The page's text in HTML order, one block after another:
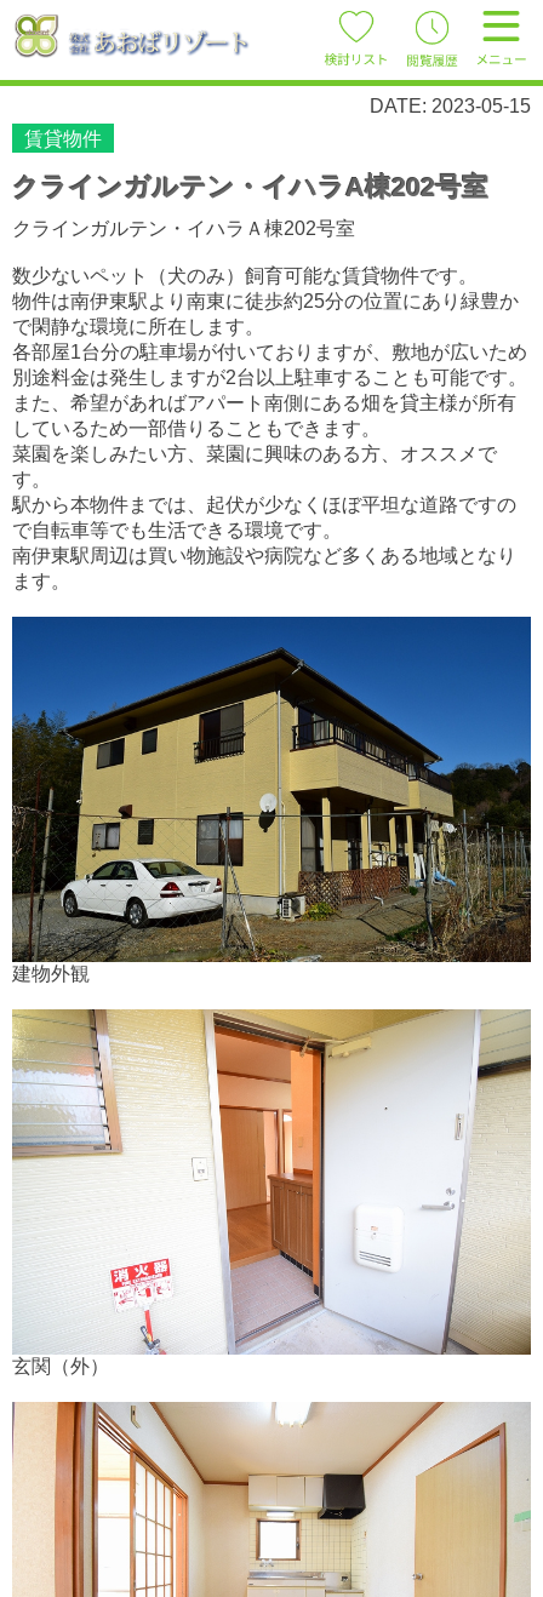
DATE: 2023-05-15
賃貸物件
クラインガルテン・イハラA棟202号室
クラインガルテン・イハラＡ棟202号室
数少ないペット（犬のみ）飼育可能な賃貸物件です。
物件は南伊東駅より南東に徒歩約25分の位置にあり緑豊か
で閑静な環境に所在します。
各部屋1台分の駐車場が付いておりますが、敷地が広いため
別途料金は発生しますが2台以上駐車することも可能です。
また、希望があればアパート南側にある畑を貸主様が所有
しているため一部借りることもできます。
菜園を楽しみたい方、菜園に興味のある方、オススメで
す。
駅から本物件までは、起伏が少なくほぼ平坦な道路ですの
で自転車等でも生活できる環境です。
南伊東駅周辺は買い物施設や病院など多くある地域となり
ます。
建物外観
玄関（外）